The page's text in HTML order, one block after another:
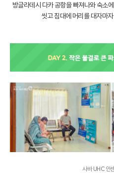
방글라데시 다카 공항을 빠져나와 숙소
씻고 침대에 머리를 대자마
사바 UHC 안